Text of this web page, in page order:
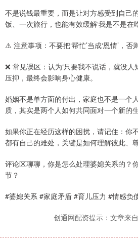
不是说钱最重要，而是让对方感受到自己
饭、一次旅行，也能有效缓解‘我是不是在
⚠️ 注意事项：不要把‘帮忙’当成‘恩情’，否
❌ 常见误区：认为‘只要我不说话，就没人
压抑，最终会影响身心健康。
婚姻不是单方面的付出，家庭也不是一个
质，其实是两个人如何共同面对一个新的
如果你正在经历这样的困扰，请记住：你
都有自己的难处，关键是如何理解彼此、尊
评论区聊聊，你是怎么处理婆媳关系的？
节？
#婆媳关系 #家庭矛盾 #育儿压力 #情感负
创通网配资提示：文章来